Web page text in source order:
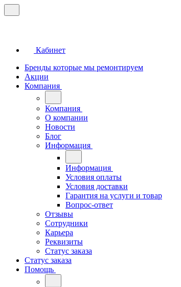
Кабинет
Бренды которые мы ремонтируем
Акции
Компания
Компания
О компании
Новости
Блог
Информация
Информация
Условия оплаты
Условия доставки
Гарантия на услуги и товар
Вопрос-ответ
Отзывы
Сотрудники
Карьера
Реквизиты
Статус заказа
Статус заказа
Помощь